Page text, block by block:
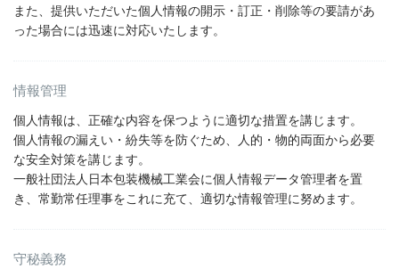
また、提供いただいた個人情報の開示・訂正・削除等の要請があ
った場合には迅速に対応いたします。
情報管理
個人情報は、正確な内容を保つように適切な措置を講じます。
個人情報の漏えい・紛失等を防ぐため、人的・物的両面から必要
な安全対策を講じます。
一般社団法人日本包装機械工業会に個人情報データ管理者を置
き、常勤常任理事をこれに充て、適切な情報管理に努めます。
守秘義務